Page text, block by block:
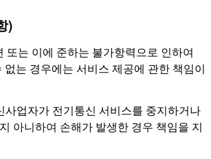
)
또는 이에 준하는 불가항력으로 인하여
는 경우에는 서비스 제공에 관한 책임이
사업자가 전기통신 서비스를 중지하거나
아니하여 손해가 발생한 경우 책임을 지